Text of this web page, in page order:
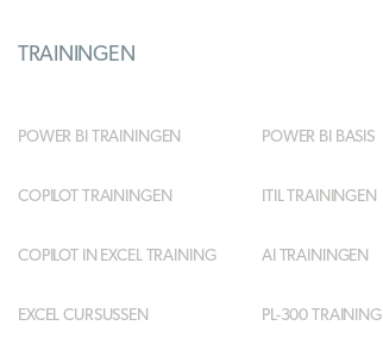
TRAININGEN
POWER BI TRAININGEN POWER BI BASIS
COPILOT TRAININGEN ITIL TRAININGEN
COPILOT IN EXCEL TRAINING AI TRAININGEN
EXCEL CURSUSSEN PL-300 TRAINING